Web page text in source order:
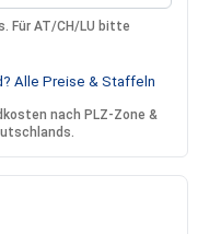
Für AT/CH/LU bitte
Alle Preise & Staffeln
nach PLZ-Zone &